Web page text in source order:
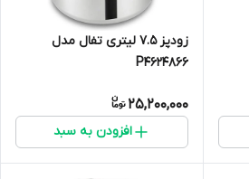
زودپز 7.5 لیتری تفال مدل
P4624866
25,200,000
افزودن به سبد